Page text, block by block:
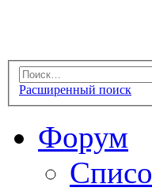
Расширенный поиск
Форум